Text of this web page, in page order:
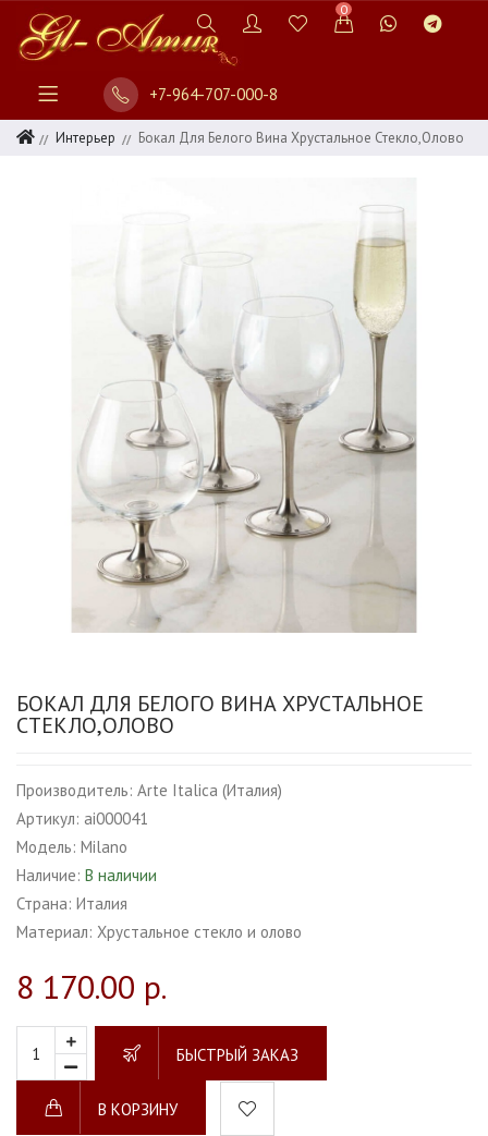
0
+7-964-707-000-8
Интерьер Бокал Для Белого Вина Хрустальное Стекло,олово
БОКАЛ ДЛЯ БЕЛОГО ВИНА ХРУСТАЛЬНОЕ
СТЕКЛО,ОЛОВО
Производитель: Arte Italica (Италия)
Артикул: ai000041
Модель: Milano
Наличие: В наличии
Страна: Италия
Материал: Хрустальное стекло и олово
8 170.00 р.
БЫСТРЫЙ ЗАКАЗ
В КОРЗИНУ